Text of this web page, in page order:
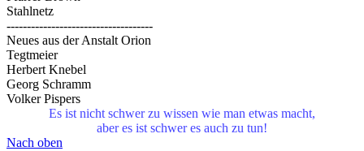
Stahlnetz
------------------------------------
Neues aus der Anstalt Orion
Tegtmeier
Herbert Knebel
Georg Schramm
Volker Pispers
Es ist nicht schwer zu wissen wie man etwas macht,
aber es ist schwer es auch zu tun!
Nach oben